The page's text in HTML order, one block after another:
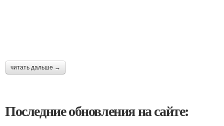
читать дальше →
Последние обновления на сайте: